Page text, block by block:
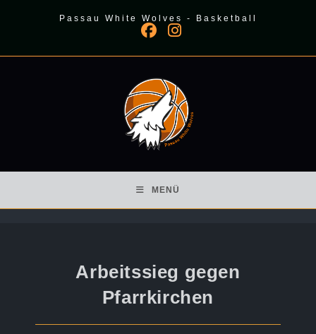
Passau White Wolves - Basketball
MENÜ
Arbeitssieg gegen
Pfarrkirchen